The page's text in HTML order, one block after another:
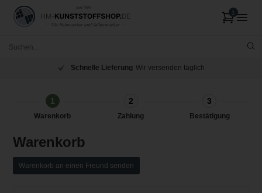
Schnelle Lieferung Wir versenden täglich
1
Warenkorb
2
Zahlung
3
Bestätigung
Warenkorb
Warenkorb an einen Freund senden